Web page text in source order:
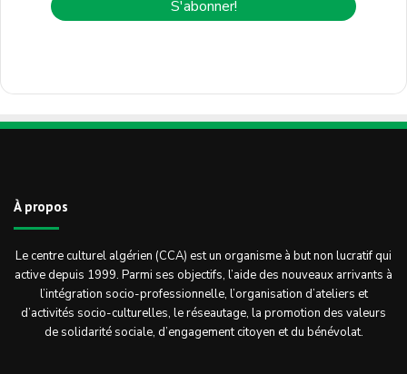
À propos
Le centre culturel algérien (CCA) est un organisme à but non lucratif qui
active depuis 1999. Parmi ses objectifs, l’aide des nouveaux arrivants à
l’intégration socio-professionnelle, l’organisation d’ateliers et
d’activités socio-culturelles, le réseautage, la promotion des valeurs
de solidarité sociale, d’engagement citoyen et du bénévolat.